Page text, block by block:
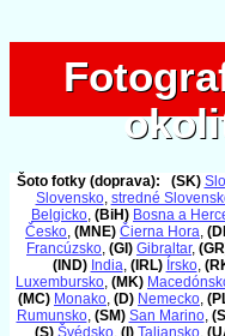
Šoto fotky (doprava): (SK)
Slovensko, stredné
Belgicko, (BiH) Bosna a
Česko, (MNE) Čierna Hora,
Francúzsko, (GI) Gibraltar,
(IND) India, (IRL) Írsko,
Luxembursko, (MK)
(MC) Monako, (D) Nemecko,
Rumunsko, (SM) San Marino,
(S) Švédsko, (I) Taliansko,